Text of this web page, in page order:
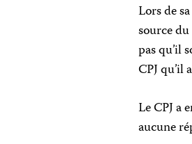
Lors de
source
pas qu’il
CPJ qu’il
Le CPJ a
aucune